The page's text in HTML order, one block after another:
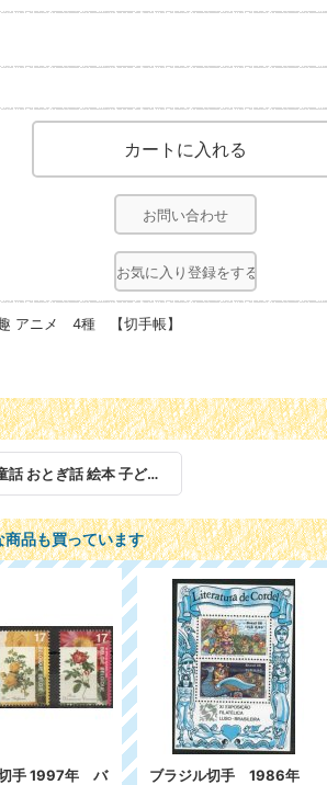
お問い合わせ
お気に入り登録をする
アニメ 4種 【切手帳】
童話 おとぎ話 絵本 子ども 児童
品も買っています
ルギー切手 1969年
ドイツ ベルリン